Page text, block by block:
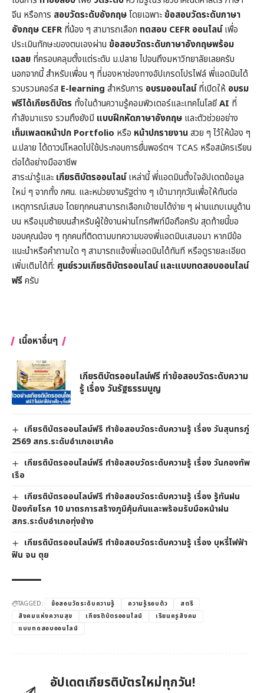
จีน หรือการ สอบวัดระดับอังกฤษโดยเฉพาะข้อสอบวัดระดับภาษา
อังกฤษ CEFRที่น้อง ๆ สามารถเลือก ทดสอบ CEFR ออนไลน์เพื่อ
ประเมินทักษะของตนเองผ่าน ข้อสอบวัดระดับภาษาอังกฤษพร้อม
เฉลย ที่ครอบคลุมตั้งแต่ระดับ ม.ปลาย ไปจนถึงมหาวิทยาลัยเลยครับ
นอกจากนี้ สำหรับเพื่อน ๆ ที่มองหาช่องทางอัปเกรดโปรไฟล์ พี่แอดมินได้
รวบรวมคอร์ส E-learning สำหรับการ อบรมออนไลน์ที่เปิดให้ อบรม
ฟรีได้เกียรติบัตร ทั้งในด้านความรู้คอมพิวเตอร์และเทคโนโลยีAI ที่
กำลังมาแรง รวมถึงยังมี แบบฝึกหัดภาษาอังกฤษ และตัวช่วยอย่าง
เท็มเพลตหน้าปก Portfolio หรือ หน้าปกรายงานสวย ๆ ไว้ให้น้อง ๆ
ม.ปลาย ได้ดาวน์โหลดไปใช้ประกอบการยื่นพอร์ตฯ TCAS หรือสมัครเรียน
ต่อได้อย่างมืออาชีพ
สาระน่ารู้และ เกียรติบัตรออนไลน์เหล่านี้ พี่แอดมินตั้งใจอัปเดตข้อมูล
ใหม่ ๆ จากทั้ง กศน. และหน่วยงานรัฐต่าง ๆ เข้ามาทุกวันเพื่อให้ทันต่อ
เหตุการณ์เสมอ โดยทุกคนสามารถเลือกเข้าชมได้ง่าย ๆ ผ่านแถบเมนูด้าน
บน หรือมุมซ้ายบนสำหรับผู้ใช้งานผ่านโทรศัพท์มือถือครับ สุดท้ายนี้ขอ
ขอบคุณน้อง ๆ ทุกคนที่ติดตามบทความของพี่แอดมินเสมอมา หากมีข้อ
แนะนำหรือคำถามใด ๆ สามารถแจ้งพี่แอดมินได้ทันที หรือดูรายละเอียด
เพิ่มเติมได้ที่: ศูนย์รวมเกียรติบัตรออนไลน์ และแบบทดสอบออนไลน์
ฟรีครับ
เนื้อหาอื่นๆ
เกียรติบัตรออนไลน์ฟรี ทำข้อสอบวัดระดับความ
รู้ เรื่อง วันรัฐธรรมนูญ
เกียรติบัตรออนไลน์ฟรี ทำข้อสอบวัดระดับความรู้ เรื่อง วันสุนทรภู่
2569 สกร.ระดับอำเภอเขาค้อ
เกียรติบัตรออนไลน์ฟรี ทำข้อสอบวัดระดับความรู้ เรื่อง วันกองทัพ
เรือ
เกียรติบัตรออนไลน์ฟรี ทำข้อสอบวัดระดับความรู้ เรื่อง รู้ทันฝน
ป้องภัยโรค 10 มาตรการสร้างภูมิคุ้มกันและพร้อมรับมือหน้าฝน
สกร.ระดับอำเภอทุ่งช้าง
เกียรติบัตรออนไลน์ฟรี ทำข้อสอบวัดระดับความรู้ เรื่อง บุหรี่ไฟฟ้า
ฟิน จน ตุย
TAGGED: ข้อสอบวัดระดับความรู้ ความรู้รอบตัว
สตรี
สังคมแห่งความสุข
เกียรติบัตรออนไลน์
เรียนครูสังคม
แบบทดสอบออนไลน์
อัปเดตเกียรติบัตรใหม่ทุกวัน!